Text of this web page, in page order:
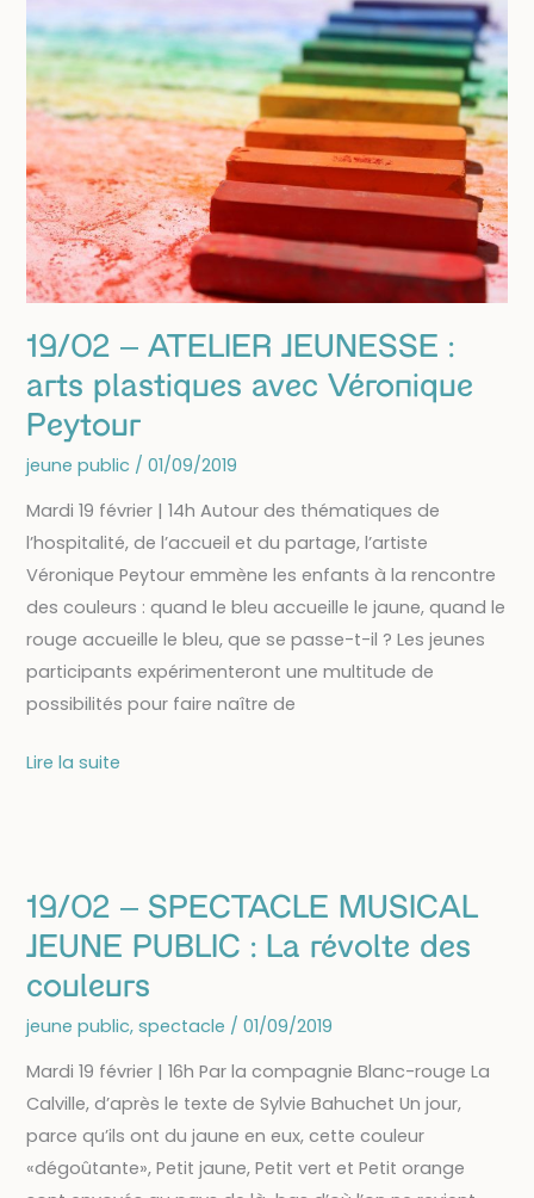
Güll
et
l’univers
19/02 – ATELIER JEUNESSE :
arts plastiques avec Véronique
Peytour
jeune public / 01/09/2019
Mardi 19 février | 14h Autour des thématiques de
l’hospitalité, de l’accueil et du partage, l’artiste
Véronique Peytour emmène les enfants à la rencontre
des couleurs : quand le bleu accueille le jaune, quand le
rouge accueille le bleu, que se passe-t-il ? Les jeunes
participants expérimenteront une multitude de
possibilités pour faire naître de
19/02
arts
plastiques
avec
Véronique
Lire la suite
19/02 – SPECTACLE MUSICAL
JEUNE PUBLIC : La révolte des
couleurs
jeune public, spectacle / 01/09/2019
Mardi 19 février | 16h Par la compagnie Blanc-rouge La
Calville, d’après le texte de Sylvie Bahuchet Un jour,
parce qu’ils ont du jaune en eux, cette couleur
«dégoûtante», Petit jaune, Petit vert et Petit orange